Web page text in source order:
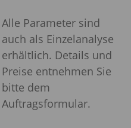
Alle Parameter sind
auch als Einzelanalyse
erhältlich. Details und
Preise entnehmen Sie
bitte dem
Auftragsformular.